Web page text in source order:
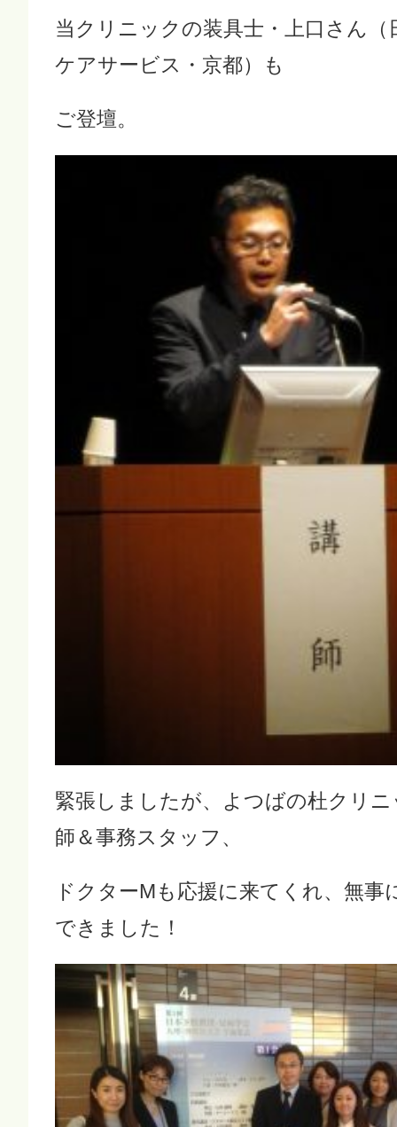
当クリニックの装具士・上口さん（
ケアサービス・京都）も
ご登壇。
緊張しましたが、よつばの杜クリ
師＆事務スタッフ、
ドクターMも応援に来てくれ、無事
できました！